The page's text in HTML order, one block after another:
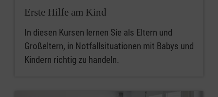
Erste Hilfe am Kind
In diesen Kursen lernen Sie als Eltern und
Großeltern, in Notfallsituationen mit Babys und
Kindern richtig zu handeln.